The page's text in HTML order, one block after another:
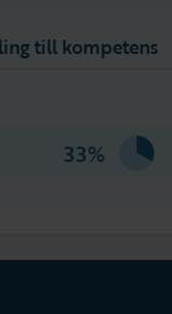
till kompetens
33%